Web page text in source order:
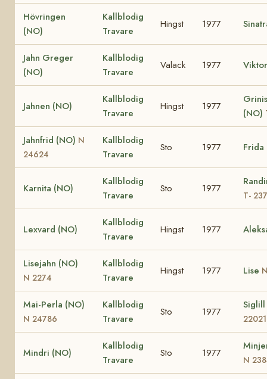
Hövringen
(NO)
Kallblodig
Travare
Hingst 1977
Jahn Greger
(NO)
Kallblodig
Travare
Valack 1977
Jahnen (NO)
Kallblodig
Travare
Hingst 1977
(NO)
Jahnfrid (NO) N
24624
Kallblodig
Travare
Sto 1977 Frida
Karnita (NO)
Kallblodig
Travare
Sto 1977
T-
Lexvard (NO)
Kallblodig
Travare
Hingst 1977
Lisejahn (NO)
N 2274
Kallblodig
Travare
Hingst 1977 Lise
Mai-Perla (NO)
N 24786
Kallblodig
Travare
Sto 1977
22021
Mindri (NO)
Kallblodig
Travare
Sto 1977
N